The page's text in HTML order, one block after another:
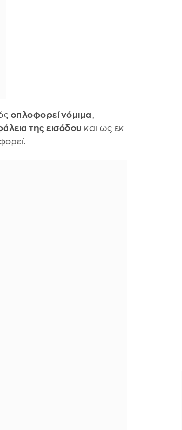
οπλοφορεί νόμιμα,
της εισόδου και ως εκ